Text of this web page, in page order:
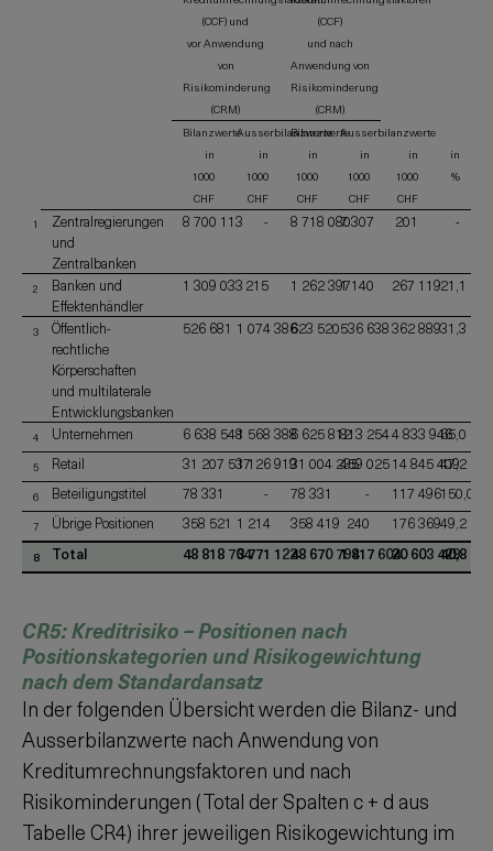
(CCF) und
vor Anwendung
von
Risikominderung
(CRM)
(CCF)
und nach
Anwendung von
Risikominderung
(CRM)
BilanzwerteAusserbilanzwerte
BilanzwerteAusserbilanzwerte
in
1000
CHF
in
1000
CHF
in
1000
CHF
in
1000
CHF
in
1000
CHF
in
%
1
Zentralregierungen
und
Zentralbanken
8 700 113 - 8 718 0807 307 201 -
2
Banken und
Effektenhändler
1 309 033 215 1 262 3971 140 267 11921,1
3
Öffentlich-
rechtliche
Körperschaften
und multilaterale
Entwicklungsbanken
526 681 1 074 386623 520536 638362 88931,3
4 Unternehmen 6 638 5481 568 3886 625 812813 2544 833 94665,0
5 Retail 31 207 5371 126 91931 004 235459 02514 845 409
47,2
6 Beteiligungstitel 78 331 - 78 331 - 117 496150,0
7 Übrige Positionen 358 521 1 214 358 419 240 176 36949,2
8 Total 48 818 7643 771 12248 670 7941 817 60420 603 429
40,8
CR5: Kreditrisiko – Positionen nach
Positionskategorien und Risikogewichtung
nach dem Standardansatz
In der folgenden Übersicht werden die Bilanz- und
Ausserbilanzwerte nach Anwendung von
Kreditumrechnungsfaktoren und nach
Risikominderungen (Total der Spalten c + d aus
Tabelle CR4) ihrer jeweiligen Risikogewichtung im